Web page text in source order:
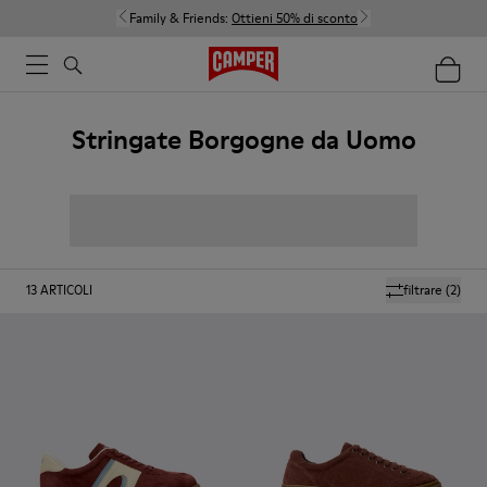
Family & Friends: Ottieni 50% di sconto
Stringate Borgogne da Uomo
filtrare (2)
13ARTICOLI